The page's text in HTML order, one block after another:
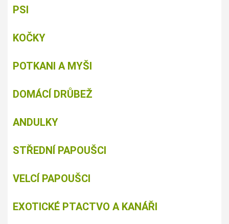
PSI
KOČKY
POTKANI A MYŠI
DOMÁCÍ DRŮBEŽ
ANDULKY
STŘEDNÍ PAPOUŠCI
VELCÍ PAPOUŠCI
EXOTICKÉ PTACTVO A KANÁŘI